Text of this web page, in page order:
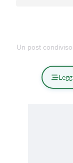
Un post